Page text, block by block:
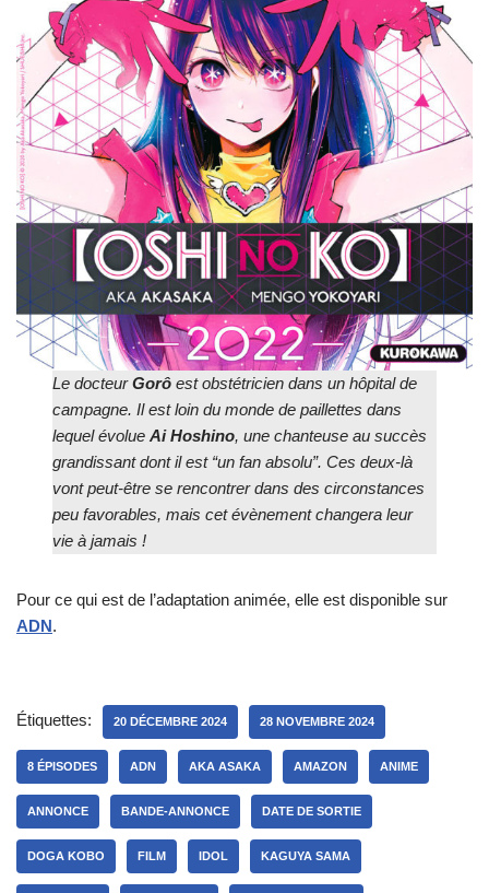
Le docteurGorô est obstétricien dans un hôpital de
campagne. Il est loin du monde de paillettes dans
lequel évolueAi Hoshino, une chanteuse au succès
grandissant dont il est “un fan absolu”. Ces deux-là
vont peut-être se rencontrer dans des circonstances
peu favorables, mais cet évènement changera leur
vie à jamais !
Pour ce qui est de l’adaptation animée, elle est disponible sur
ADN.
Étiquettes: 20 DÉCEMBRE 2024 28 NOVEMBRE 2024
8 ÉPISODES ADN AKA ASAKA AMAZON ANIME
ANNONCE BANDE-ANNONCE DATE DE SORTIE
DOGA KOBO FILM IDOL KAGUYA SAMA